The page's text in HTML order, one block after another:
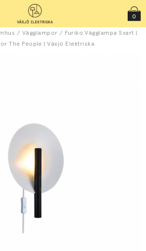
0
/ Vägglampor / Furiko Vägglampa Svart |
The People | Växjö Elektriska